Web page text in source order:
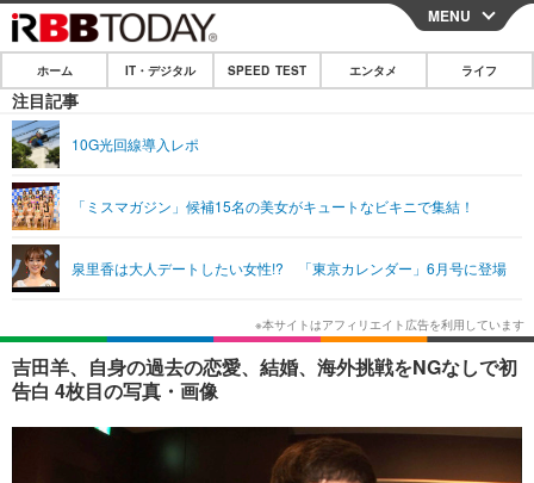
CLOSE
ホーム
IT・デジタル
ショッピング その他
SPEED TEST
エンタメ
エンタメTOP 映画・ドラマ
韓国・芸能
音楽 スポーツ
ショッピング
ライフ
ライフTOP グルメ
ペット ショッピング
その他
リリース一覧
プッシュ通知の停止方法
MENU
ホーム IT・デジタル SPEED TEST エンタメ ライフ
注目記事
10G光回線導入レポ
「ミスマガジン」候補15名の美女がキュートなビキニで集結！
泉里香は大人デートしたい女性!? 「東京カレンダー」6月号に登場
吉田羊、自身の過去の恋愛、結婚、海外挑戦をNGなしで初
告白 4枚目の写真・画像